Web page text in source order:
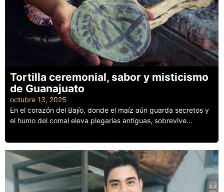
Tortilla ceremonial, sabor y misticismo
de Guanajuato
octubre 13, 2025
En el corazón del Bajío, donde el maíz aún guarda secretos y
el humo del comal eleva plegarias antiguas, sobrevive...